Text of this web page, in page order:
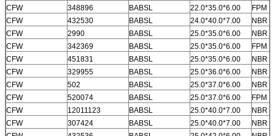
CFW
348896 BABSL 22.0*35.0*6.00
FPM
CFW
432530 BABSL 24.0*40.0*7.00
NBR
CFW
2990 BABSL 25.0*35.0*6.00
NBR
CFW
342369 BABSL 25.0*35.0*6.00
FPM
CFW
451831 BABSL 25.0*35.0*6.00
NBR
CFW
329955 BABSL 25.0*36.0*6.00
NBR
CFW
502 BABSL 25.0*37.0*6.00
NBR
CFW
520074 BABSL 25.0*37.0*6.00
FPM
CFW
12011123 BABSL 25.0*40.0*7.00
NBR
CFW
307424 BABSL 25.0*40.0*7.00
NBR